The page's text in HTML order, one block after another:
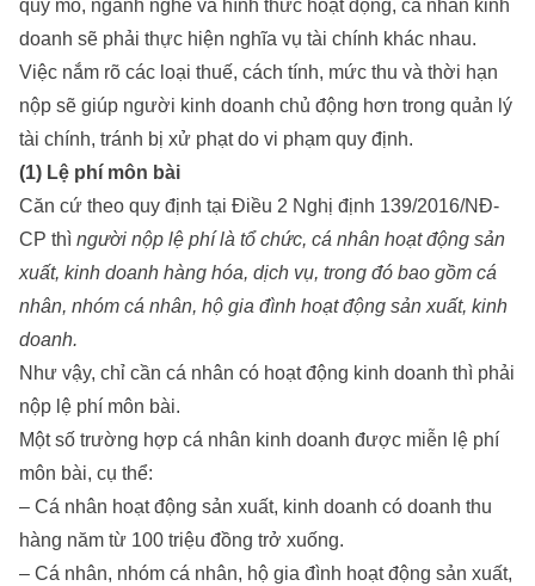
quy mô, ngành nghề và hình thức hoạt động, cá nhân kinh
doanh sẽ phải thực hiện nghĩa vụ tài chính khác nhau.
Việc nắm rõ các loại thuế, cách tính, mức thu và thời hạn
nộp sẽ giúp người kinh doanh chủ động hơn trong quản lý
tài chính, tránh bị xử phạt do vi phạm quy định.
(1) Lệ phí môn bài
Căn cứ theo quy định tại Điều 2 Nghị định 139/2016/NĐ-
CP thì người nộp lệ phí là tổ chức, cá nhân hoạt động sản
xuất, kinh doanh hàng hóa, dịch vụ, trong đó bao gồm cá
nhân, nhóm cá nhân, hộ gia đình hoạt động sản xuất, kinh
doanh.
Như vậy, chỉ cần cá nhân có hoạt động kinh doanh thì phải
nộp lệ phí môn bài.
Một số trường hợp cá nhân kinh doanh được miễn lệ phí
môn bài, cụ thể:
– Cá nhân hoạt động sản xuất, kinh doanh có doanh thu
hàng năm từ 100 triệu đồng trở xuống.
– Cá nhân, nhóm cá nhân, hộ gia đình hoạt động sản xuất,